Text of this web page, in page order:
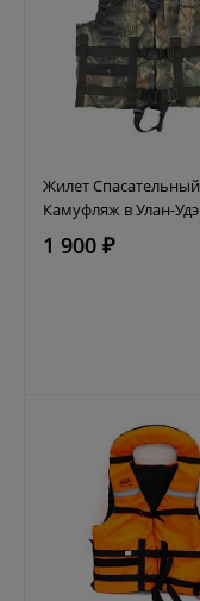
Жилет Спасательный
Камуфляж в Улан-Удэ
1 900 ₽